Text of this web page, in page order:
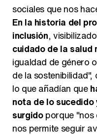
sociales que nos
En la historia del
inclusión,
cuidado de la salud
igualdad de género
de la
lo que añadían que
nota de lo
surgidoporque "nos
nos permite seguir